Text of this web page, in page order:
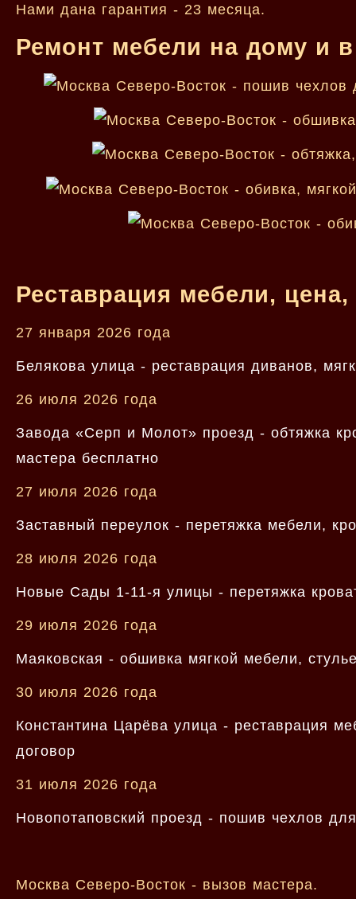
Нами дана гарантия - 23 месяца.
Ремонт мебели на дому и
Реставрация мебели,
27 января 2026 года
Белякова улица - реставрация диванов,
26 июля 2026 года
Завода «Серп и Молот» проезд - обтяжка
мастера бесплатно
27 июля 2026 года
Заставный переулок - перетяжка мебели,
28 июля 2026 года
Новые Сады 1-11-я улицы - перетяжка
29 июля 2026 года
Маяковская - обшивка мягкой мебели,
30 июля 2026 года
Константина Царёва улица - реставрация
договор
31 июля 2026 года
Новопотаповский проезд - пошив чехлов
Москва Северо-Восток - вызов мастера.